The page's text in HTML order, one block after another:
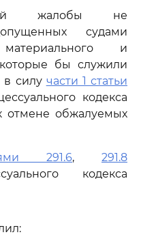
жалобы не
судами
и
бы служили
в силу части 1 статьи
кодекса
отмене обжалуемых
291.6, 291.8
кодекса